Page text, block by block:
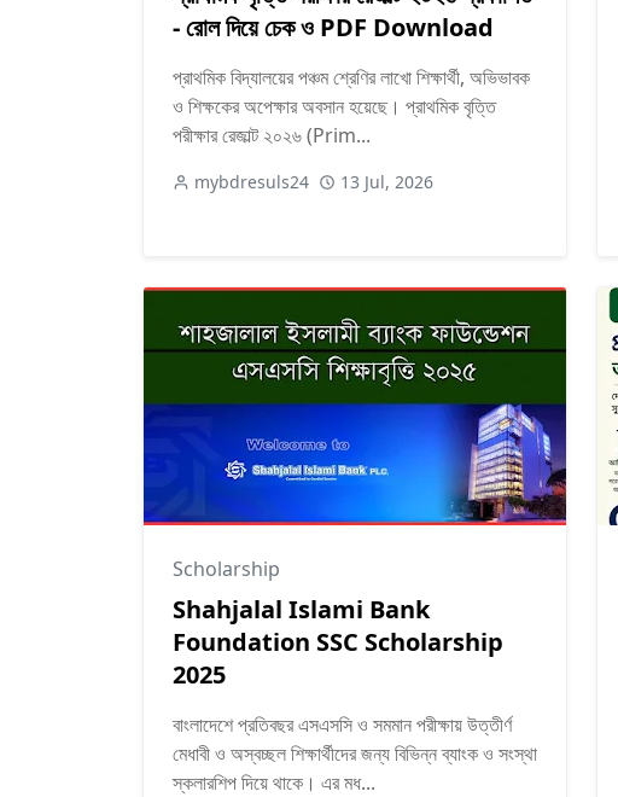
- রোল দিয়ে চেক ও PDF Download
প্রাথমিক বিদ্যালয়ের পঞ্চম শ্রেণির লাখো শিক্ষার্থী, অভিভাবক
ও শিক্ষকের অপেক্ষার অবসান হয়েছে। প্রাথমিক বৃত্তি
পরীক্ষার রেজাল্ট ২০২৬ (Prim...
mybdresuls24 13 Jul, 2026
Scholarship
Shahjalal Islami Bank
Foundation SSC Scholarship
2025
বাংলাদেশে প্রতিবছর এসএসসি ও সমমান পরীক্ষায় উত্তীর্ণ
মেধাবী ও অস্বচ্ছল শিক্ষার্থীদের জন্য বিভিন্ন ব্যাংক ও সংস্থা
স্কলারশিপ দিয়ে থাকে। এর মধ...